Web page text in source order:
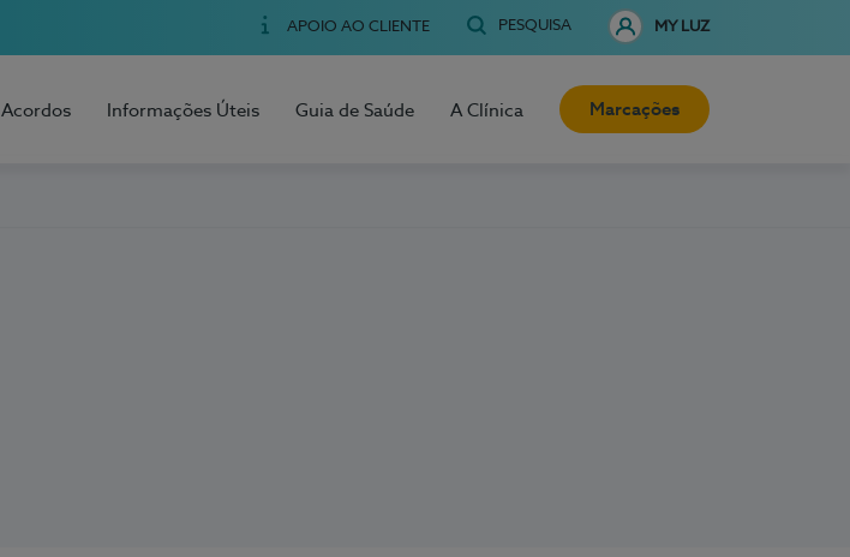
APOIO AO CLIENTE PESQUISA MY LUZ
Acordos Informações Úteis Guia de Saúde A Clínica Marcações